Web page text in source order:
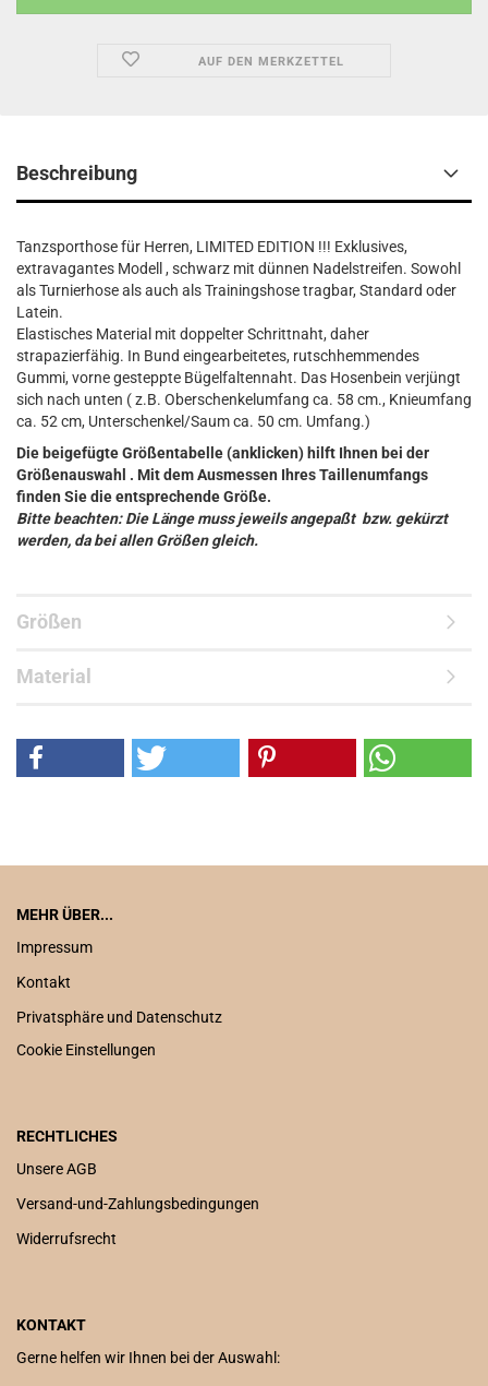
AUF DEN MERKZETTEL
Beschreibung
Tanzsporthose für Herren, LIMITED EDITION !!! Exklusives,
extravagantes Modell , schwarz mit dünnen Nadelstreifen. Sowohl
als Turnierhose als auch als Trainingshose tragbar, Standard oder
Latein.
Elastisches Material mit doppelter Schrittnaht, daher
strapazierfähig. In Bund eingearbeitetes, rutschhemmendes
Gummi, vorne gesteppte Bügelfaltennaht. Das Hosenbein verjüngt
sich nach unten ( z.B. Oberschenkelumfang ca. 58 cm., Knieumfang
ca. 52 cm, Unterschenkel/Saum ca. 50 cm. Umfang.)
Die beigefügte Größentabelle (anklicken) hilft Ihnen bei der
Größenauswahl . Mit dem Ausmessen Ihres Taillenumfangs
finden Sie die entsprechende Größe.
Bitte beachten: Die Länge muss jeweils angepaßt bzw. gekürzt
werden, da bei allen Größen gleich.
Größen
Material
MEHR ÜBER...
Impressum
Kontakt
Privatsphäre und Datenschutz
Cookie Einstellungen
RECHTLICHES
Unsere AGB
Versand-und-Zahlungsbedingungen
Widerrufsrecht
KONTAKT
Gerne helfen wir Ihnen bei der Auswahl: